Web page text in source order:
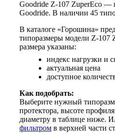
Goodride Z-107 ZuperEco —
Goodride. В наличии 45
В каталоге «Горошина»
типоразмеры модели Z-107
размера указаны:
индекс нагрузки и
актуальная цена
доступное
Как подобрать:
Выберите нужный
протектора, высоте
диаметру в таблице ниже.
фильтром в верхней части